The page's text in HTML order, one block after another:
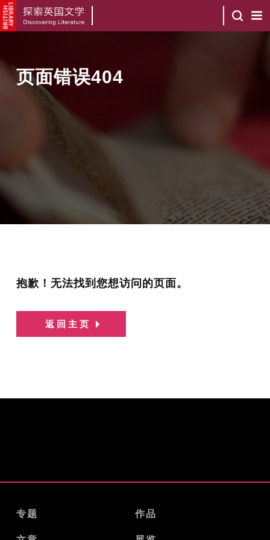
页面错误404
抱歉！无法找到您想访问的页面。
返回主页
专题 作品